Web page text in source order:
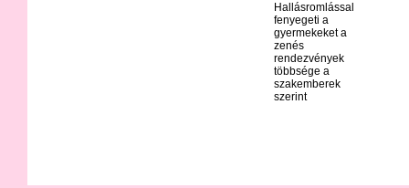
Hallásromlással
fenyegeti a
gyermekeket a
zenés
rendezvények
többsége a
szakemberek
szerint